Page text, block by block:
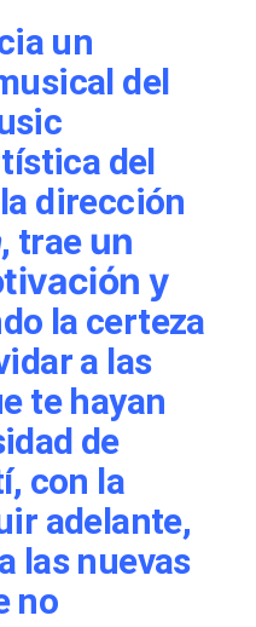
un
del
del
dirección
, traeun
y
la certeza
a las
te hayan
de
con la
adelante,
las nuevas
no